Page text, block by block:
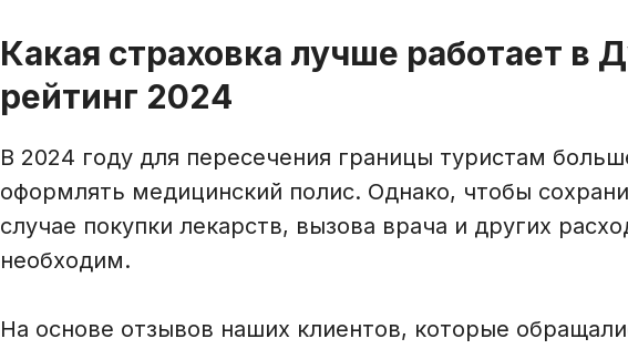
Какая страховка лучше работает в
рейтинг 2024
В 2024 году для пересечения границы туристам
оформлять медицинский полис. Однако, чтобы
случае покупки лекарств, вызова врача и других
необходим.
На основе отзывов наших клиентов, которые